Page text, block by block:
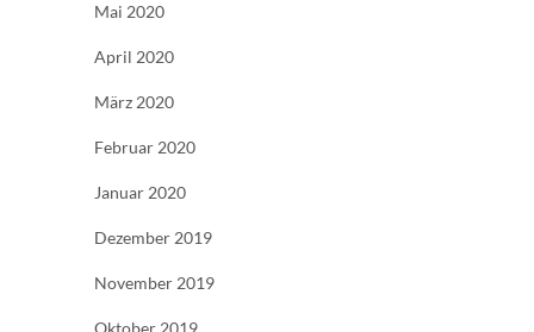
Mai 2020
April 2020
März 2020
Februar 2020
Januar 2020
Dezember 2019
November 2019
Oktober 2019